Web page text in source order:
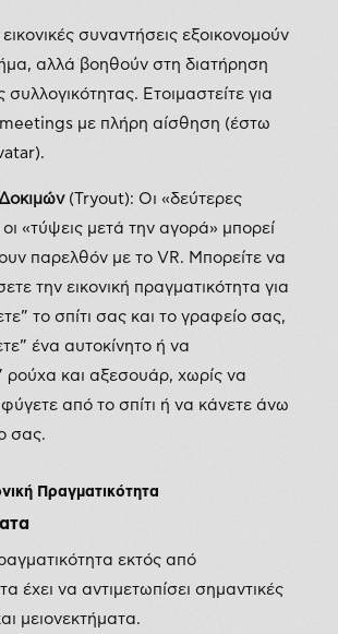
εικονικές συναντήσεις εξοικονομούν
αλλά βοηθούν στη διατήρηση
Ετοιμαστείτε για
meetings με πλήρη αίσθηση (έστω
(Tryout): Οι «δεύτερες
«τύψεις μετά την αγορά» μπορεί
παρελθόν με το VR. Μπορείτε να
την εικονική πραγματικότητα για
το σπίτι σας και το γραφείο σας,
ένα αυτοκίνητο ή να
ρούχα και αξεσουάρ, χωρίς να
φύγετε από το σπίτι ή να κάνετε άνω
σας.
Πραγματικότητα
εκτός από
έχει να αντιμετωπίσει σημαντικές
μειονεκτήματα.